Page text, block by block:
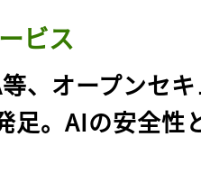
ビス
等、オープンセ
足。AIの安全性